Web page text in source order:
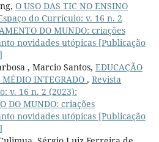
O USO DAS TIC NO ENSINO
do Currículo: v. 16 n. 2
DO MUNDO: criações
novidades utópicas [Publicação
, Marcio Santos, EDUCAÇÃO
INTEGRADO , Revista
v. 16 n. 2 (2023):
DO MUNDO: criações
novidades utópicas [Publicação